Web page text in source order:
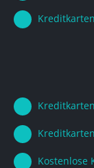
Kostenlose